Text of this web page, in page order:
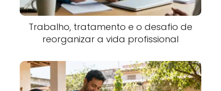
Trabalho, tratamento e o desafio de
reorganizar a vida profissional